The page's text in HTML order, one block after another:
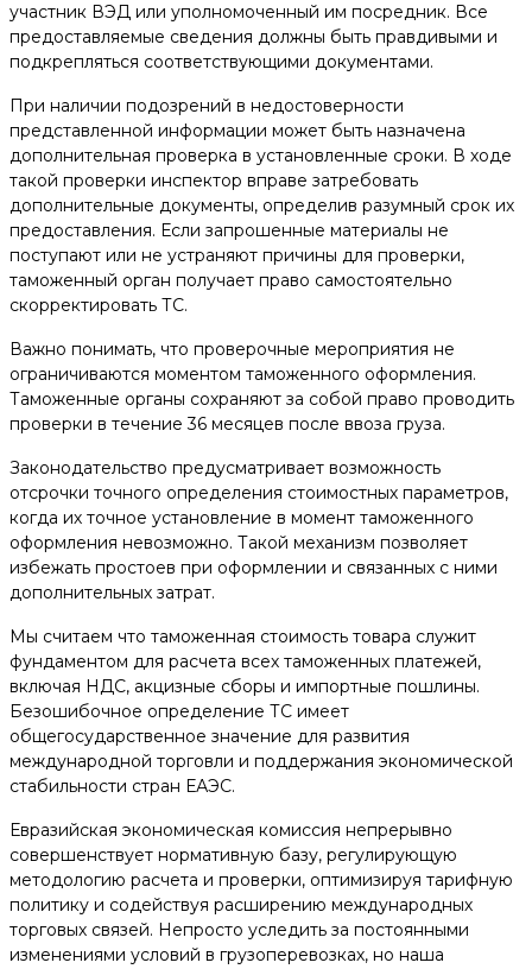
участник ВЭД или уполномоченный им посредник. Все
предоставляемые сведения должны быть правдивыми и
подкрепляться соответствующими документами.
При наличии подозрений в недостоверности
представленной информации может быть назначена
дополнительная проверка в установленные сроки. В ходе
такой проверки инспектор вправе затребовать
дополнительные документы, определив разумный срок их
предоставления. Если запрошенные материалы не
поступают или не устраняют причины для проверки,
таможенный орган получает право самостоятельно
скорректировать ТС.
Важно понимать, что проверочные мероприятия не
ограничиваются моментом таможенного оформления.
Таможенные органы сохраняют за собой право проводить
проверки в течение 36 месяцев после ввоза груза.
Законодательство предусматривает возможность
отсрочки точного определения стоимостных параметров,
когда их точное установление в момент таможенного
оформления невозможно. Такой механизм позволяет
избежать простоев при оформлении и связанных с ними
дополнительных затрат.
Мы считаем что таможенная стоимость товара служит
фундаментом для расчета всех таможенных платежей,
включая НДС, акцизные сборы и импортные пошлины.
Безошибочное определение ТС имеет
общегосударственное значение для развития
международной торговли и поддержания экономической
стабильности стран ЕАЭС.
Евразийская экономическая комиссия непрерывно
совершенствует нормативную базу, регулирующую
методологию расчета и проверки, оптимизируя тарифную
политику и содействуя расширению международных
торговых связей. Непросто уследить за постоянными
изменениями условий в грузоперевозках, но наша